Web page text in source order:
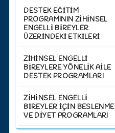
DESTEK EĞITIM
PROGRAMININ ZIHINSEL
ENGELLI BIREYLER
ÜZERINDEKI ETKILERI
ZIHINSEL ENGELLI
BIREYLERE YÖNELIK AILE
DESTEK PROGRAMLARI
ZIHINSEL ENGELLI
BIREYLER İÇIN BESLENME
VE DIYET PROGRAMLARI